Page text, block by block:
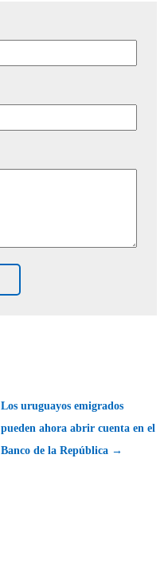
Los uruguayos emigrados
pueden ahora abrir cuenta en el
Banco de la República →